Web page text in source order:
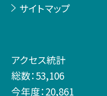
サイトマップ
アクセス統計
総数：53,106
今年度：20,861